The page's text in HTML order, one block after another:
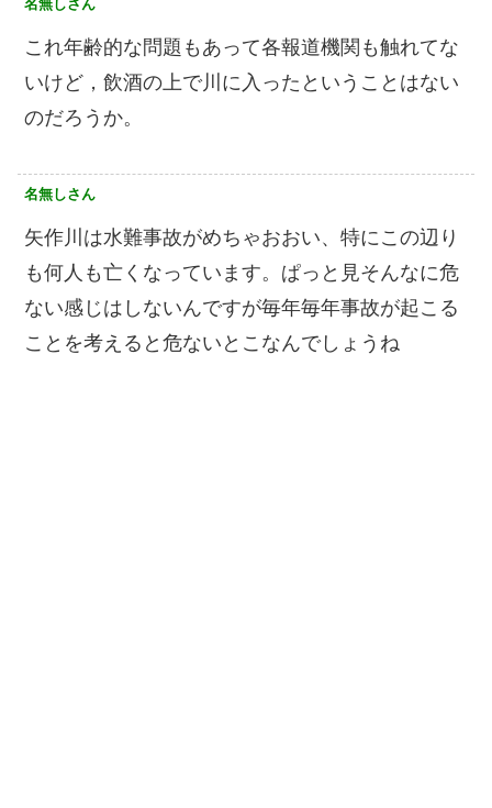
名無しさん
これ年齢的な問題もあって各報道機関も触れてな
いけど，飲酒の上で川に入ったということはない
のだろうか。
名無しさん
矢作川は水難事故がめちゃおおい、特にこの辺り
も何人も亡くなっています。ぱっと見そんなに危
ない感じはしないんですが毎年毎年事故が起こる
ことを考えると危ないとこなんでしょうね